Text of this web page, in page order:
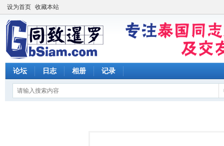
设为首页 收藏本站
论坛 日志 相册 记录